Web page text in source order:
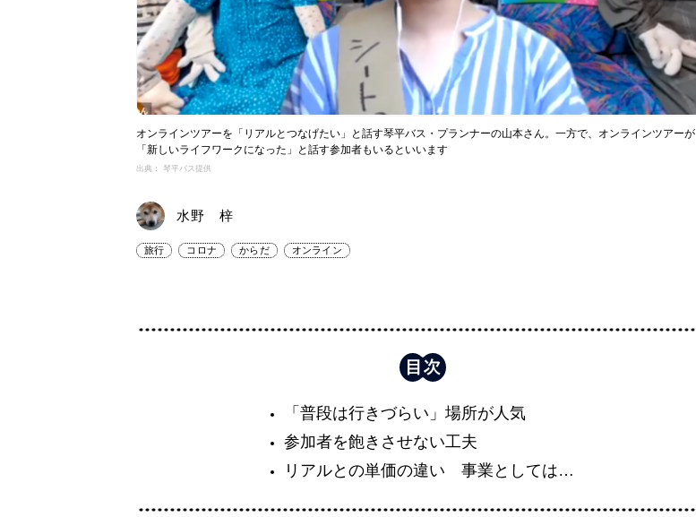
オンラインツアーを「リアルとつなげたい」と話す琴平バス・プランナーの山本さん。一方で、オンラインツアーが
「新しいライフワークになった」と話す参加者もいるといいます
出典： 琴平バス提供
水野 梓
旅行 コロナ からだ オンライン
「普段は行きづらい」場所が人気
参加者を飽きさせない工夫
リアルとの単価の違い 事業としては…